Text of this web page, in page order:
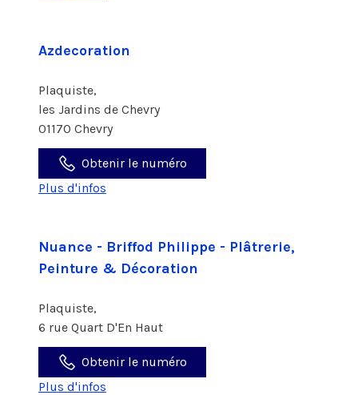
Azdecoration
Plaquiste,
les Jardins de Chevry
01170 Chevry
Obtenir le numéro
Plus d'infos
Nuance - Briffod Philippe - Plâtrerie,
Peinture & Décoration
Plaquiste,
6 rue Quart D'En Haut
Obtenir le numéro
Plus d'infos